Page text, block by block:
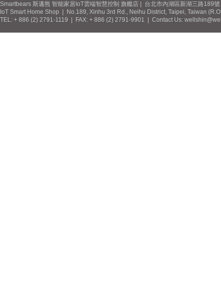
Smartbears 斯邁熊 智能家居IoT雲端智慧控制 旗艦店 | 台北市內湖區新湖三路189
IoT Smart Home Shop | No.189, Xinhu 3rd Rd., Neihu District, Taipei, Taiwan
TEL: + 886 (2) 2791-1119 | FAX: + 886 (2) 2791-9901 | Contact Us: